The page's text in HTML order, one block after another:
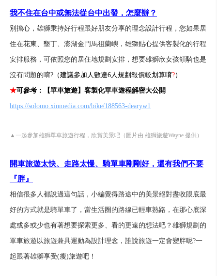
我不住在台中或無法從台中出發，怎麼辦？
別擔心，雄獅秉持好行程跟好朋友分享的理念設計行程，您如果居
住在花東、墾丁、澎湖金門馬祖蘭嶼，雄獅貼心提供客製化的行程
安排服務，可依照您的居住地規劃安排，想要雄獅欣女孩領騎也是
沒有問題的唷? （建議參加人數達6人規劃報價較划算唷?）
★可參考：【單車旅遊】客製化單車遊程解密大公開
https://solomo.xinmedia.com/bike/188563-dearyw1
▲一起參加雄獅單車旅遊行程，欣賞美景吧（圖片由 雄獅旅遊Wayne 提供）
開車旅遊太快、走路太慢、騎單車剛剛好，還有我們不要
『胖』
相信很多人都說過這句話，小編覺得路途中的美景絕對盡收眼底最
好的方式就是騎單車了，當生活圈的路線已輕車熟路，在那心底深
處或多或少也有著想要探索更多、看的更遠的想法吧？雄獅規劃的
單車旅遊以旅遊兼具運動為設計理念，誰說旅遊一定會變胖呢?一
起跟著雄獅享受(瘦)旅遊吧！